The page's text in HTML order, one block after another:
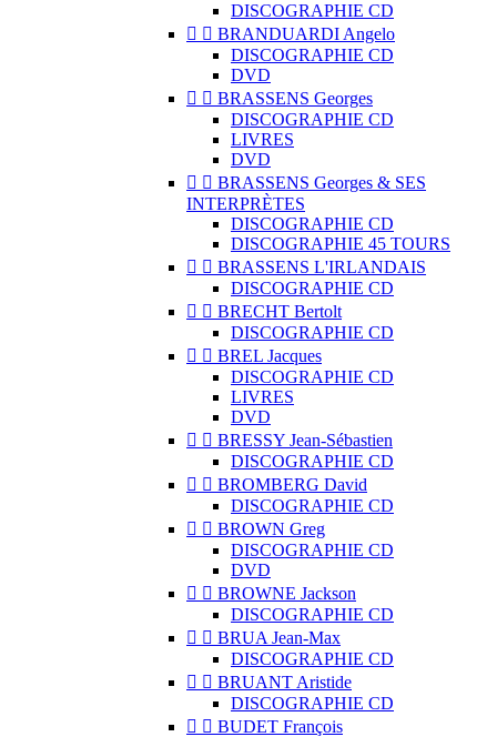
DISCOGRAPHIE CD
  BRANDUARDI Angelo
DISCOGRAPHIE CD
DVD
  BRASSENS Georges
DISCOGRAPHIE CD
LIVRES
DVD
  BRASSENS Georges & SES
INTERPRÈTES
DISCOGRAPHIE CD
DISCOGRAPHIE 45 TOURS
  BRASSENS L'IRLANDAIS
DISCOGRAPHIE CD
  BRECHT Bertolt
DISCOGRAPHIE CD
  BREL Jacques
DISCOGRAPHIE CD
LIVRES
DVD
  BRESSY Jean-Sébastien
DISCOGRAPHIE CD
  BROMBERG David
DISCOGRAPHIE CD
  BROWN Greg
DISCOGRAPHIE CD
DVD
  BROWNE Jackson
DISCOGRAPHIE CD
  BRUA Jean-Max
DISCOGRAPHIE CD
  BRUANT Aristide
DISCOGRAPHIE CD
  BUDET François